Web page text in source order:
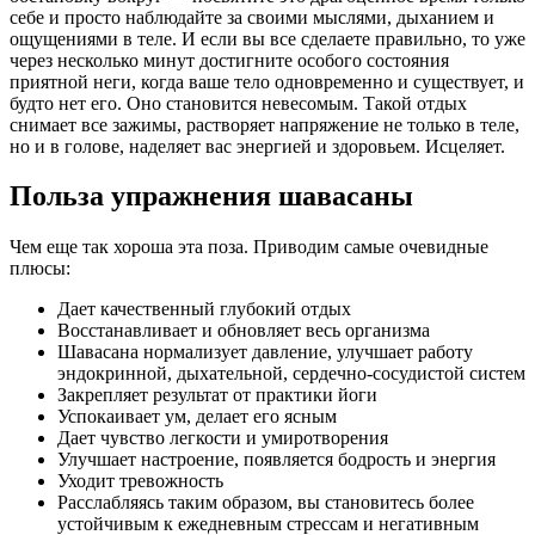
себе и просто наблюдайте за своими мыслями, дыханием и
ощущениями в теле. И если вы все сделаете правильно, то уже
через несколько минут достигните особого состояния
приятной неги, когда ваше тело одновременно и существует, и
будто нет его. Оно становится невесомым. Такой отдых
снимает все зажимы, растворяет напряжение не только в теле,
но и в голове, наделяет вас энергией и здоровьем. Исцеляет.
Польза упражнения шавасаны
Чем еще так хороша эта поза. Приводим самые очевидные
плюсы:
Дает качественный глубокий отдых
Восстанавливает и обновляет весь организма
Шавасана нормализует давление, улучшает работу
эндокринной, дыхательной, сердечно-сосудистой систем
Закрепляет результат от практики йоги
Успокаивает ум, делает его ясным
Дает чувство легкости и умиротворения
Улучшает настроение, появляется бодрость и энергия
Уходит тревожность
Расслабляясь таким образом, вы становитесь более
устойчивым к ежедневным стрессам и негативным